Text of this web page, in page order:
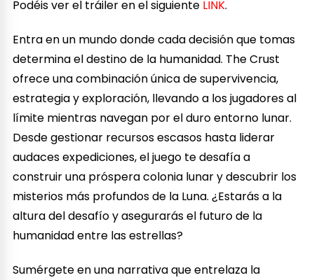
Podéis ver el tráiler en el siguiente LINK.
Entra en un mundo donde cada decisión que tomas
determina el destino de la humanidad. The Crust
ofrece una combinación única de supervivencia,
estrategia y exploración, llevando a los jugadores al
límite mientras navegan por el duro entorno lunar.
Desde gestionar recursos escasos hasta liderar
audaces expediciones, el juego te desafía a
construir una próspera colonia lunar y descubrir los
misterios más profundos de la Luna. ¿Estarás a la
altura del desafío y asegurarás el futuro de la
humanidad entre las estrellas?
Sumérgete en una narrativa que entrelaza la